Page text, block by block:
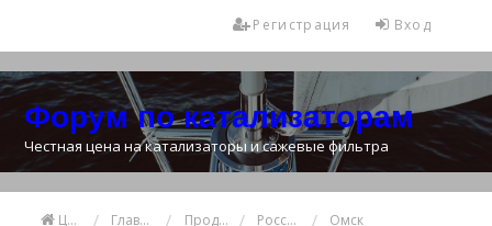
Вход
Регистрация
Форум по катализаторам
Честная цена на катализаторы и сажевые фильтра
Цена катализатора Главная Продажа и покупка катализаторов Россия Омск